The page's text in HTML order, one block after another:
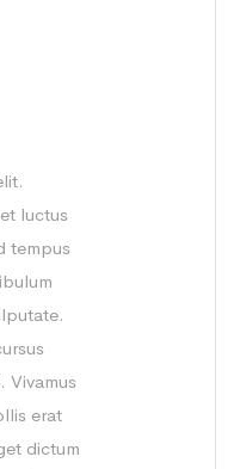
luctus
tempus
Vivamus
erat
dictum